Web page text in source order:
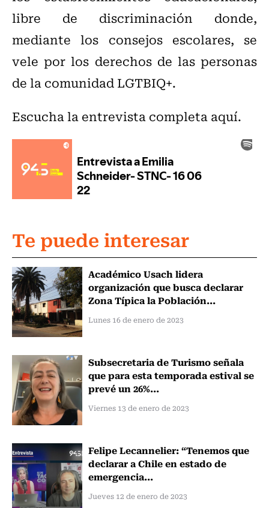
libre de discriminación donde,
mediante los consejos escolares, se
vele por los derechos de las personas
de la comunidad LGTBIQ+.
Escucha la entrevista completa aquí.
Te puede interesar
Académico Usach lidera
organización que busca declarar
Zona Típica la Población...
Lunes 16 de enero de 2023
Subsecretaria de Turismo señala
que para esta temporada estival se
prevé un 26%...
Viernes 13 de enero de 2023
Felipe Lecannelier: “Tenemos que
declarar a Chile en estado de
emergencia...
Jueves 12 de enero de 2023